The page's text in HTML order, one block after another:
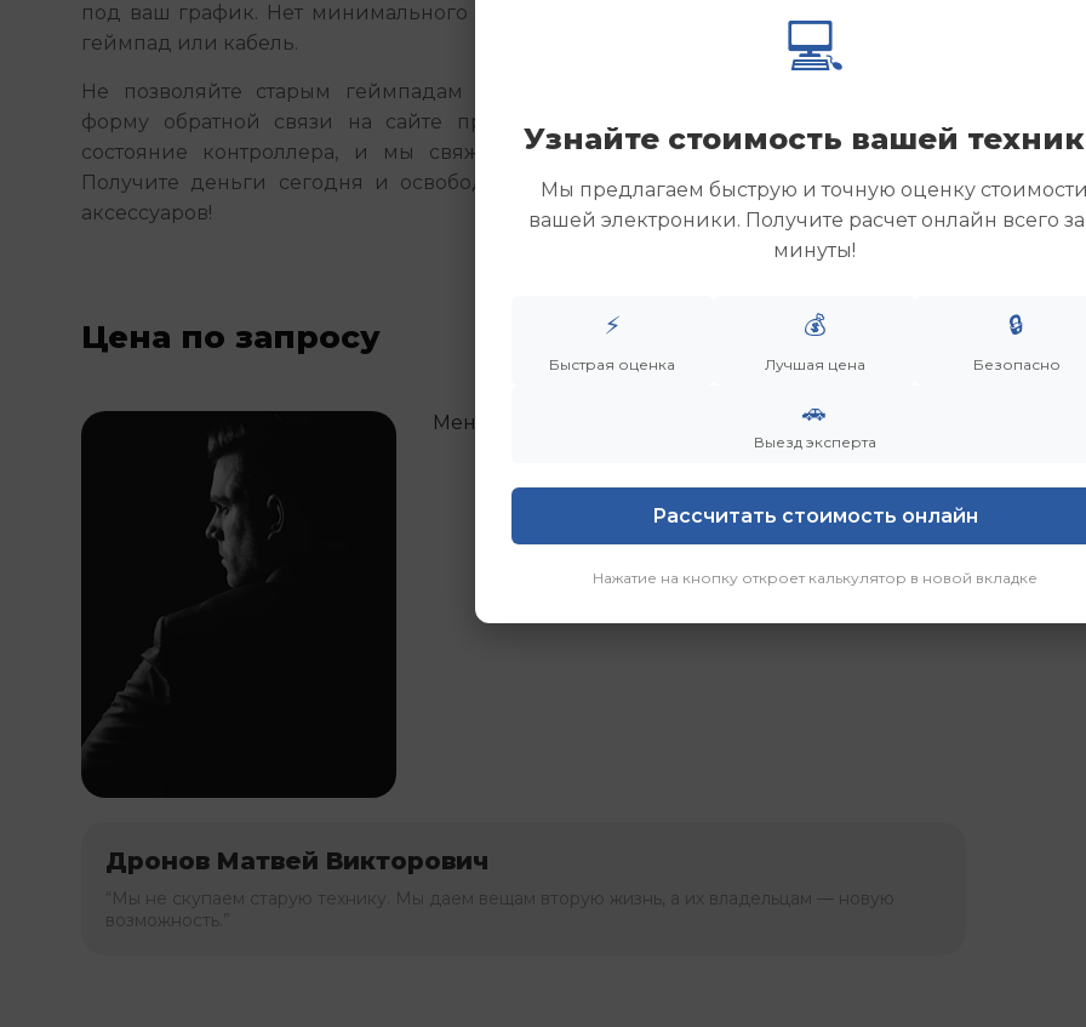
под ваш график. Нет минимального объема — выкупаем даже один
геймпад или кабель.
Не позволяйте старым геймпадам пылиться без дела. Заполните
форму обратной связи на сайте прямо сейчас, указав модель и
состояние контроллера, и мы свяжемся с вами в течение часа.
Получите деньги сегодня и освободите место для новых игровых
аксессуаров!
Цена по запросу
Менеджер
Дронов Матвей Викторович
“Мы не скупаем старую технику. Мы даем вещам вторую жизнь, а их владельцам — новую
возможность.”
💻
Узнайте стоимость вашей
Мы предлагаем быструю и точную оценку стоимости
вашей электроники. Получите расчет онлайн всего
минуты!
⚡
Быстрая оценка
💰
Лучшая цена
🔒
Безопасно
🚗
Выезд эксперта
Рассчитать стоимость онлайн
Нажатие на кнопку откроет калькулятор в новой вкладке